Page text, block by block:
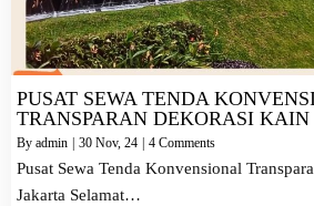
PUSAT SEWA TENDA
TRANSPARAN DEKORASI
By admin 30 Nov, 24 4 Comments
Pusat Sewa Tenda Konvensional
Jakarta Selamat…